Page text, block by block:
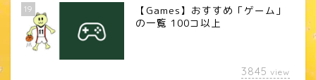
19
【Games】おすすめ「ゲーム」
の一覧 100コ以上
3845 view